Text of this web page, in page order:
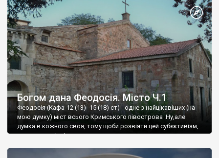
Богом дана Феодосія. Місто Ч.1
Феодосія (Кафа-12 (13) -15 (18) ст) - одне з найцікавіших (на
мою думку) міст всього Кримського півострова .Ну,але
думка в кожного своя, тому щоби розвіяти цей субєктивізм,
запрошую відвідати це